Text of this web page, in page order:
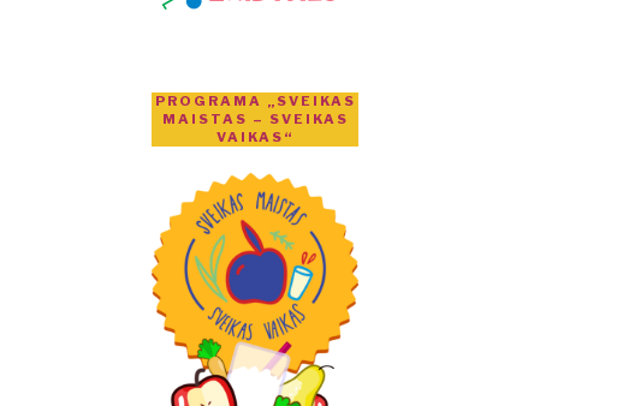
PROGRAMA „SVEIKAS
MAISTAS – SVEIKAS
VAIKAS“